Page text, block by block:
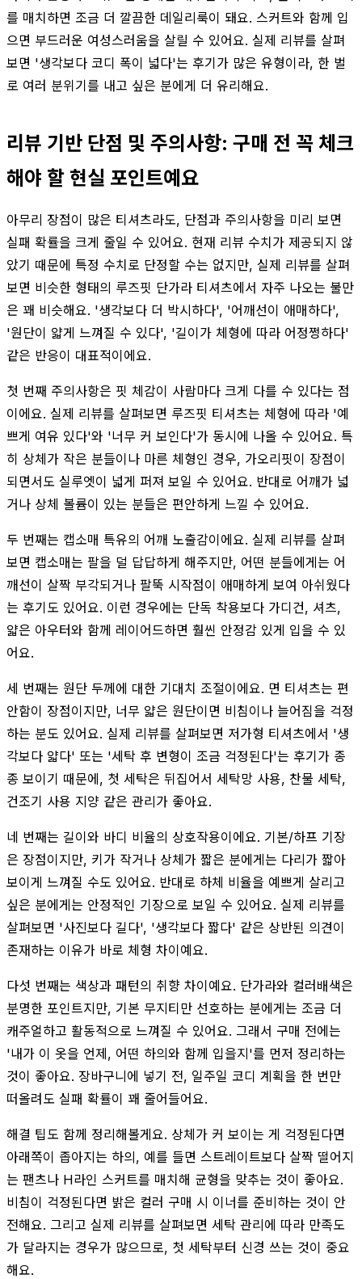
를 매치하면 조금 더 깔끔한 데일리룩이 돼요. 스커트와 함께 입
으면 부드러운 여성스러움을 살릴 수 있어요. 실제 리뷰를 살펴
보면 '생각보다 코디 폭이 넓다'는 후기가 많은 유형이라, 한 벌
로 여러 분위기를 내고 싶은 분에게 더 유리해요.
리뷰 기반 단점 및 주의사항: 구매 전 꼭 체크
해야 할 현실 포인트예요
아무리 장점이 많은 티셔츠라도, 단점과 주의사항을 미리 보면
실패 확률을 크게 줄일 수 있어요. 현재 리뷰 수치가 제공되지 않
았기 때문에 특정 수치로 단정할 수는 없지만, 실제 리뷰를 살펴
보면 비슷한 형태의 루즈핏 단가라 티셔츠에서 자주 나오는 불만
은 꽤 비슷해요. '생각보다 더 박시하다', '어깨선이 애매하다',
'원단이 얇게 느껴질 수 있다', '길이가 체형에 따라 어정쩡하다'
같은 반응이 대표적이에요.
첫 번째 주의사항은 핏 체감이 사람마다 크게 다를 수 있다는 점
이에요. 실제 리뷰를 살펴보면 루즈핏 티셔츠는 체형에 따라 '예
쁘게 여유 있다'와 '너무 커 보인다'가 동시에 나올 수 있어요. 특
히 상체가 작은 분들이나 마른 체형인 경우, 가오리핏이 장점이
되면서도 실루엣이 넓게 퍼져 보일 수 있어요. 반대로 어깨가 넓
거나 상체 볼륨이 있는 분들은 편안하게 느낄 수 있어요.
두 번째는 캡소매 특유의 어깨 노출감이에요. 실제 리뷰를 살펴
보면 캡소매는 팔을 덜 답답하게 해주지만, 어떤 분들에게는 어
깨선이 살짝 부각되거나 팔뚝 시작점이 애매하게 보여 아쉬웠다
는 후기도 있어요. 이런 경우에는 단독 착용보다 가디건, 셔츠,
얇은 아우터와 함께 레이어드하면 훨씬 안정감 있게 입을 수 있
어요.
세 번째는 원단 두께에 대한 기대치 조절이에요. 면 티셔츠는 편
안함이 장점이지만, 너무 얇은 원단이면 비침이나 늘어짐을 걱정
하는 분도 있어요. 실제 리뷰를 살펴보면 저가형 티셔츠에서 '생
각보다 얇다' 또는 '세탁 후 변형이 조금 걱정된다'는 후기가 종
종 보이기 때문에, 첫 세탁은 뒤집어서 세탁망 사용, 찬물 세탁,
건조기 사용 지양 같은 관리가 좋아요.
네 번째는 길이와 바디 비율의 상호작용이에요. 기본/하프 기장
은 장점이지만, 키가 작거나 상체가 짧은 분에게는 다리가 짧아
보이게 느껴질 수도 있어요. 반대로 하체 비율을 예쁘게 살리고
싶은 분에게는 안정적인 기장으로 보일 수 있어요. 실제 리뷰를
살펴보면 '사진보다 길다', '생각보다 짧다' 같은 상반된 의견이
존재하는 이유가 바로 체형 차이예요.
다섯 번째는 색상과 패턴의 취향 차이예요. 단가라와 컬러배색은
분명한 포인트지만, 기본 무지티만 선호하는 분에게는 조금 더
캐주얼하고 활동적으로 느껴질 수 있어요. 그래서 구매 전에는
'내가 이 옷을 언제, 어떤 하의와 함께 입을지'를 먼저 정리하는
것이 좋아요. 장바구니에 넣기 전, 일주일 코디 계획을 한 번만
떠올려도 실패 확률이 꽤 줄어들어요.
해결 팁도 함께 정리해볼게요. 상체가 커 보이는 게 걱정된다면
아래쪽이 좁아지는 하의, 예를 들면 스트레이트보다 살짝 떨어지
는 팬츠나 H라인 스커트를 매치해 균형을 맞추는 것이 좋아요.
비침이 걱정된다면 밝은 컬러 구매 시 이너를 준비하는 것이 안
전해요. 그리고 실제 리뷰를 살펴보면 세탁 관리에 따라 만족도
가 달라지는 경우가 많으므로, 첫 세탁부터 신경 쓰는 것이 중요
해요.